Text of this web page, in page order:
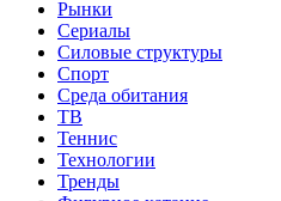
Рынки
Сериалы
Силовые структуры
Спорт
Среда обитания
ТВ
Теннис
Технологии
Тренды